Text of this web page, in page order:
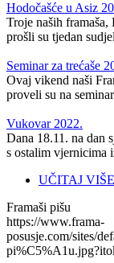
Hodočašće u Asiz
Troje naših
prošli su tjedan
Seminar za trećaše
Ovaj vikend naši
proveli su na
Vukovar 2022.
Dana 18.11. na dan
s ostalim vjernicima
UČITAJ VIŠE
Framaši pišu
https://www.frama-
posusje.com/sites/